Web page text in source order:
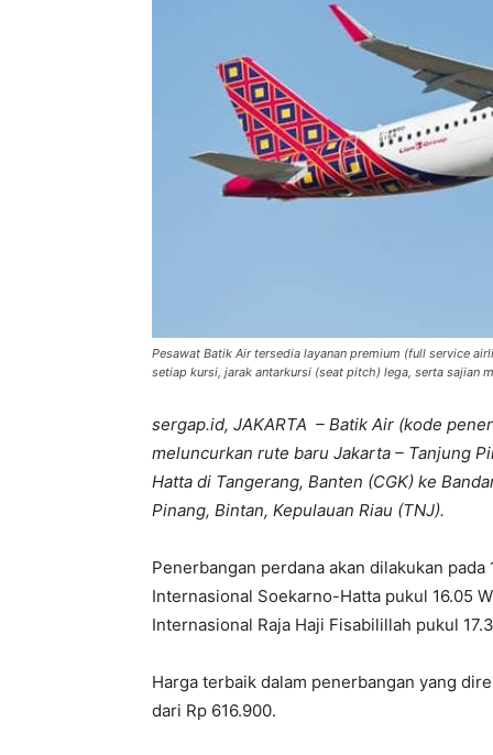
Pesawat Batik Air tersedia layanan premium (full service
setiap kursi, jarak antarkursi (seat pitch) lega, serta sajian
sergap.id, JAKARTA – Batik Air (kode
meluncurkan rute baru Jakarta – Tanjung
Hatta di Tangerang, Banten (CGK) ke
Pinang, Bintan, Kepulauan Riau (TNJ).
Penerbangan perdana akan dilakukan
Internasional Soekarno-Hatta pukul 16.05
Internasional Raja Haji Fisabilillah pukul
Harga terbaik dalam penerbangan yang
dari Rp 616.900.